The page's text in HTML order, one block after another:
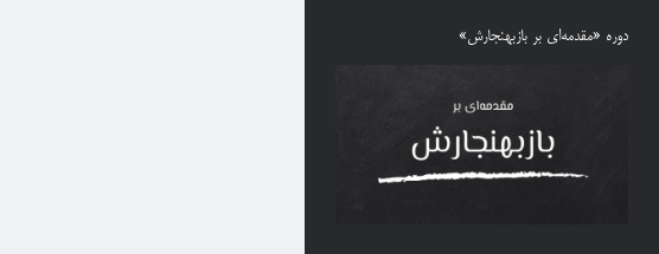
دوره «مقدمه‌ای بر بازبهنجارش»